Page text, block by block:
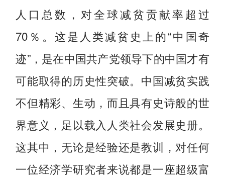
人口总数，对全球减贫贡献率超过
70％。这是人类减贫史上的“中国奇
迹”，是在中国共产党领导下的中国才有
可能取得的历史性突破。中国减贫实践
不但精彩、生动，而且具有史诗般的世
界意义，足以载入人类社会发展史册。
这其中，无论是经验还是教训，对任何
一位经济学研究者来说都是一座超级富